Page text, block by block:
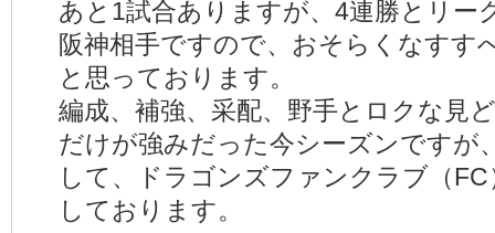
あと1試合ありますが、4連勝とリー
阪神相手ですので、おそらくなすす
と思っております。
編成、補強、采配、野手とロクな見
だけが強みだった今シーズンですが
して、ドラゴンズファンクラブ（
しております。